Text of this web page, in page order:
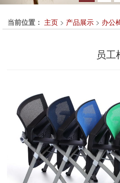
当前位置： 主页 > 产品展示 > 办公
员工